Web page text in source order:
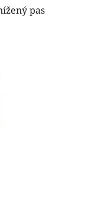
pas